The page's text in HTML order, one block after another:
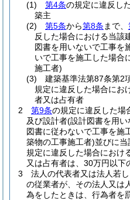
(1)
第4条の規定に違反し
築主
(2)
第5条から第8条 まで、
反した場合における当該
図書を用いないで工事を
いで工事を施工した場合
施工者)
(3)
建築基準法第87条第2
規定に違反した場合にお
者又は占有者
2
第9条の規定に違反した場
及び設計者(設計図書を用
図書に従わないで工事を施
築物の工事施工者)並びに当
規定に違反した場合におけ
又は占有者は、30万円以下
3
法人の代表者又は法人若
の従業者が、その法人又は
為をしたときは、行為者を